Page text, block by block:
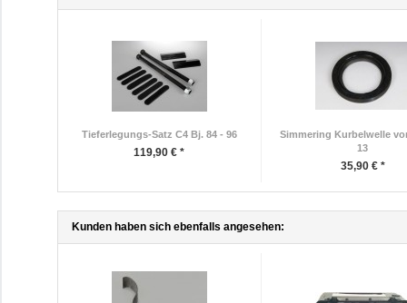
Tieferlegungs-Satz C4 Bj. 84 - 96
119,90 € *
Simmering Kurbelwelle
13
35,90 € *
Kunden haben sich ebenfalls angesehen: